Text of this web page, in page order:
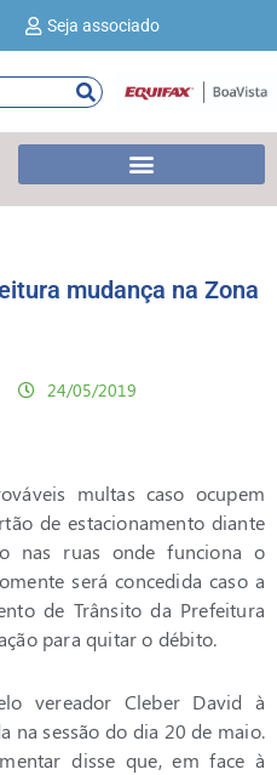
Seja associado
mudança na Zona
24/05/2019
multas caso ocupem
de estacionamento diante
nas ruas onde funciona o
será concedida caso a
de Trânsito da Prefeitura
para quitar o débito.
vereador Cleber David à
na sessão do dia 20 de maio.
disse que, em face à